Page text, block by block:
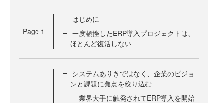
Page 1
はじめに
一度頓挫したERP導入プロジェクトは、
ほとんど復活しない
システムありきではなく、企業のビジョ
ンと課題に焦点を絞り込む
業界大手に触発されてERP導入を開始